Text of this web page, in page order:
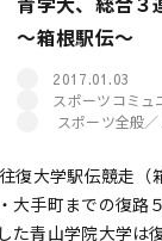
～箱根駅伝～
2017.01.03
スポーツコミュ
スポーツ全般
復大学駅伝競走（
大手町までの復路
た青山学院大学は